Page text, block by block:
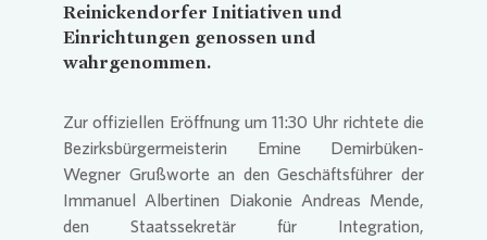
Reinickendorfer Initiativen und
Einrichtungen genossen und
wahrgenommen.
Zur offiziellen Eröffnung um 11:30 Uhr richtete die
Bezirksbürgermeisterin Emine Demirbüken-
Wegner Grußworte an den Geschäftsführer der
Immanuel Albertinen Diakonie Andreas Mende,
den Staatssekretär für Integration,